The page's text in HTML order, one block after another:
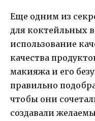
Еще одним из
для коктейльных
использование
качества
макияжа и его
правильно
чтобы они
создавали